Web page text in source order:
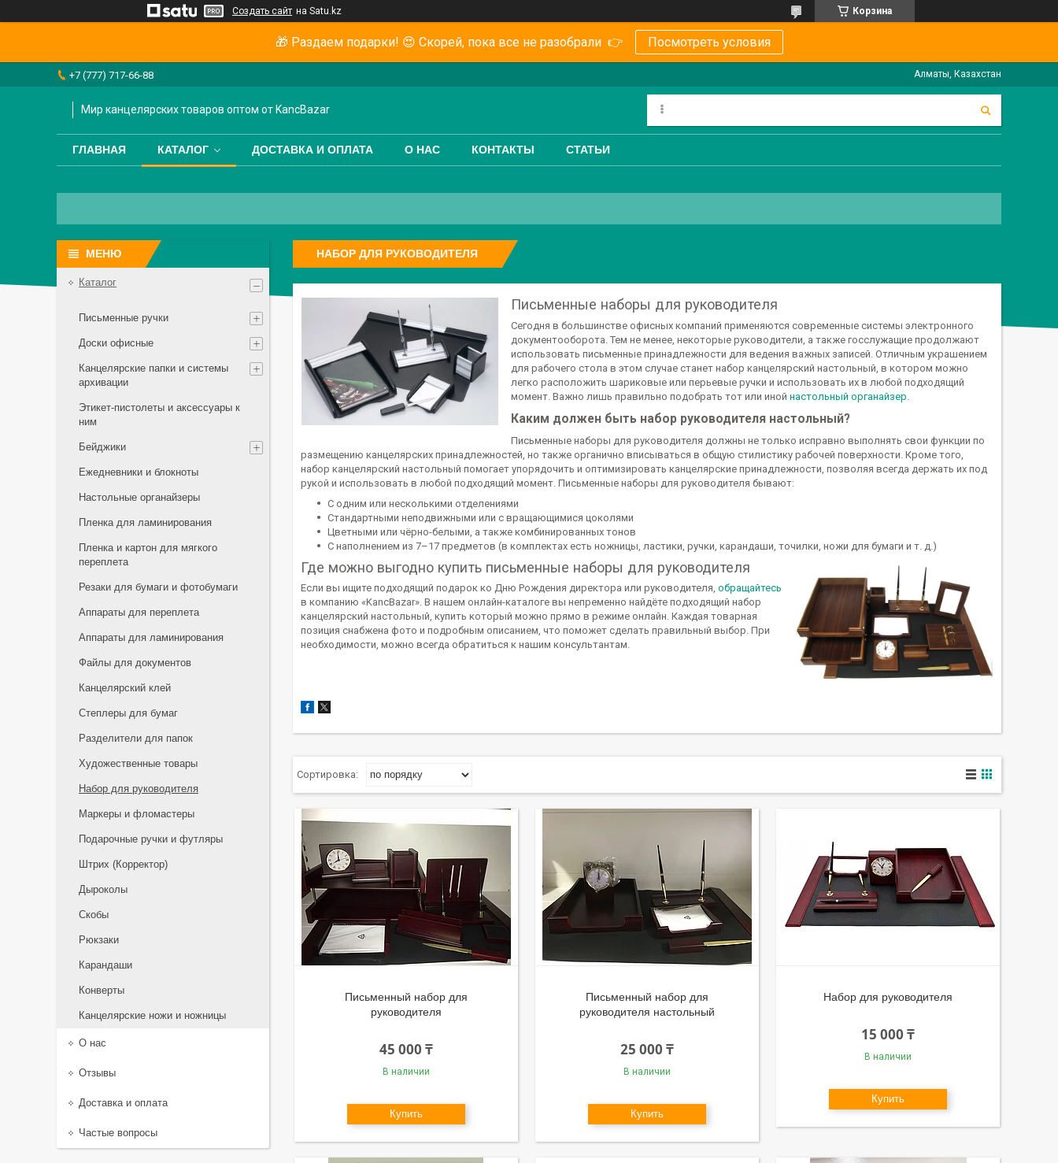
Создать сайт на Satu.kz Корзина
🎁 Раздаем подарки! 😍 Скорей, пока все не разобрали 👉 Посмотреть условия
+7 (777) 717-66-88 Алматы, Казахстан
Мир канцелярских товаров оптом от KancBazar
ГЛАВНАЯ КАТАЛОГ ДОСТАВКА И ОПЛАТА О НАС КОНТАКТЫ СТАТЬИ
НАБОР ДЛЯ РУКОВОДИТЕЛЯ
Письменные наборы для руководителя
Сегодня в большинстве офисных компаний применяются современные системы электронного
документооборота. Тем не менее, некоторые руководители, а также госслужащие продолжают
использовать письменные принадлежности для ведения важных записей. Отличным украшением
для рабочего стола в этом случае станет набор канцелярский настольный, в котором можно
легко расположить шариковые или перьевые ручки и использовать их в любой подходящий
момент. Важно лишь правильно подобрать тот или иной настольный органайзер.
Каким должен быть набор руководителя настольный?
Письменные наборы для руководителя должны не только исправно выполнять свои функции по
размещению канцелярских принадлежностей, но также органично вписываться в общую стилистику рабочей поверхности. Кроме того,
набор канцелярский настольный помогает упорядочить и оптимизировать канцелярские принадлежности, позволяя всегда держать их под
рукой и использовать в любой подходящий момент. Письменные наборы для руководителя бывают:
С одним или несколькими отделениями
Стандартными неподвижными или с вращающимися цоколями
Цветными или чёрно-белыми, а также комбинированных тонов
С наполнением из 7–17 предметов (в комплектах есть ножницы, ластики, ручки, карандаши, точилки, ножи для бумаги и т. д.)
Где можно выгодно купить письменные наборы для руководителя
Если вы ищите подходящий подарок ко Дню Рождения директора или руководителя, обращайтесь
в компанию «KancBazar». В нашем онлайн-каталоге вы непременно найдёте подходящий набор
канцелярский настольный, купить который можно прямо в режиме онлайн. Каждая товарная
позиция снабжена фото и подробным описанием, что поможет сделать правильный выбор. При
необходимости, можно всегда обратиться к нашим консультантам.
Письменный набор для
руководителя
45 000 ₸
В наличии
Купить
Письменный набор для
руководителя настольный
25 000 ₸
В наличии
Купить
Набор для руководителя
15 000 ₸
В наличии
Купить
Каталог
Письменные ручки
Доски офисные
Канцелярские папки и системы
архивации
Этикет-пистолеты и аксессуары к
ним
Бейджики
Ежедневники и блокноты
Настольные органайзеры
Пленка для ламинирования
Пленка и картон для мягкого
переплета
Резаки для бумаги и фотобумаги
Аппараты для переплета
Аппараты для ламинирования
Файлы для документов
Канцелярский клей
Степлеры для бумаг
Разделители для папок
Художественные товары
Набор для руководителя
Маркеры и фломастеры
Подарочные ручки и футляры
Штрих (Корректор)
Дыроколы
Скобы
Рюкзаки
Карандаши
Конверты
Канцелярские ножи и ножницы
О нас
Отзывы
Доставка и оплата
Частые вопросы